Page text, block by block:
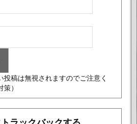
投稿は無視されますのでご注意く
策）